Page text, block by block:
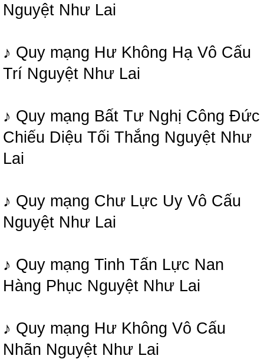
Nguyệt Như Lai
♪ Quy mạng Hư Không Hạ Vô Cấu
Trí Nguyệt Như Lai
♪ Quy mạng Bất Tư Nghị Công Đức
Chiếu Diệu Tối Thắng Nguyệt Như
Lai
♪ Quy mạng Chư Lực Uy Vô Cấu
Nguyệt Như Lai
♪ Quy mạng Tinh Tấn Lực Nan
Hàng Phục Nguyệt Như Lai
♪ Quy mạng Hư Không Vô Cấu
Nhãn Nguyệt Như Lai